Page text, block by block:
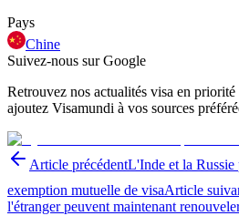
Pays
Chine
Suivez-nous sur Google
Retrouvez nos actualités visa en
ajoutez Visamundi à vos sources
Article précédentL'Inde et la
exemption mutuelle de visaArticle
l'étranger peuvent maintenant